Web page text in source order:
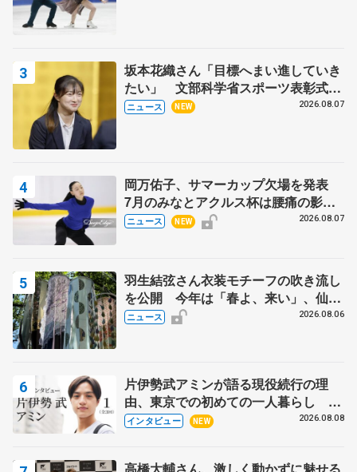
坂本花織さん「目標へまい進していき
たい」 文部科学省スポーツ表彰式で
代表謝辞
ニュース NEW 2026.08.07
岡万佑子、サマーカップ欠場を発表
7月のみなとアクルス杯は腰痛の影響
で
ニュース NEW 2026.08.07
羽生結弦さん衣装モチーフの吹き流し
を公開 今年は「春よ、来い」、仙台
の瑞鳳殿
ニュース 2026.08.06
片伊勢武アミンが語る現役続行の理
由、東京での初めての一人暮らし 注
目スケーターの「今」に迫る
インタビュー NEW 2026.08.08